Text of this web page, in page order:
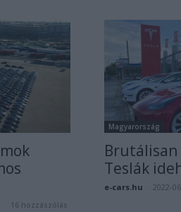
16 hozzászólás
Magyarország
Teslák
e-cars.hu 2022-